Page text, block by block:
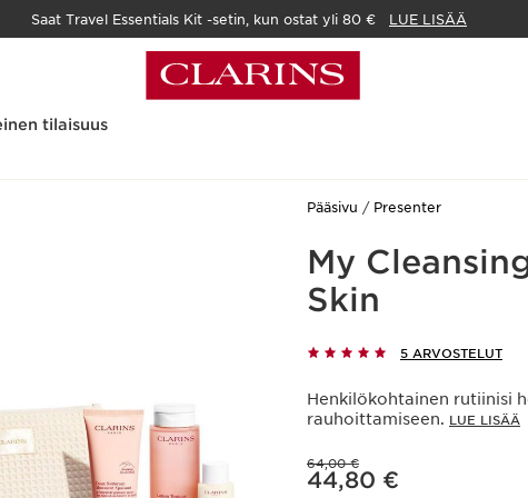
Saat Travel Essentials Kit -setin, kun ostat yli 80 € LUE LISÄÄ
tilaisuus
Pääsivu Presenter
My
Skin
5 ARVOSTELUT
Henkilökohtainen rutiinisi
rauhoittamiseen. LUE LISÄÄ
Aikaisempi hinta 64,00 €
64,00 €
Nykyinen hinta 44,80 €
44,80 €